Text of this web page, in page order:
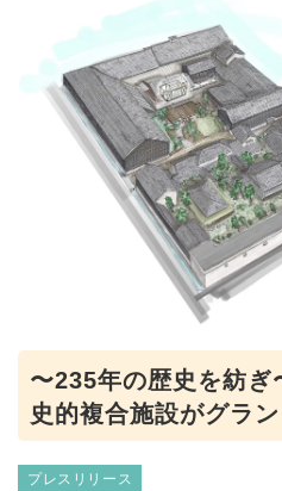
〜235年の歴史を紡
史的複合施設がグラ
プレスリリース